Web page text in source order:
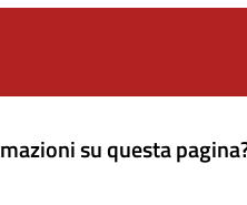
su questa